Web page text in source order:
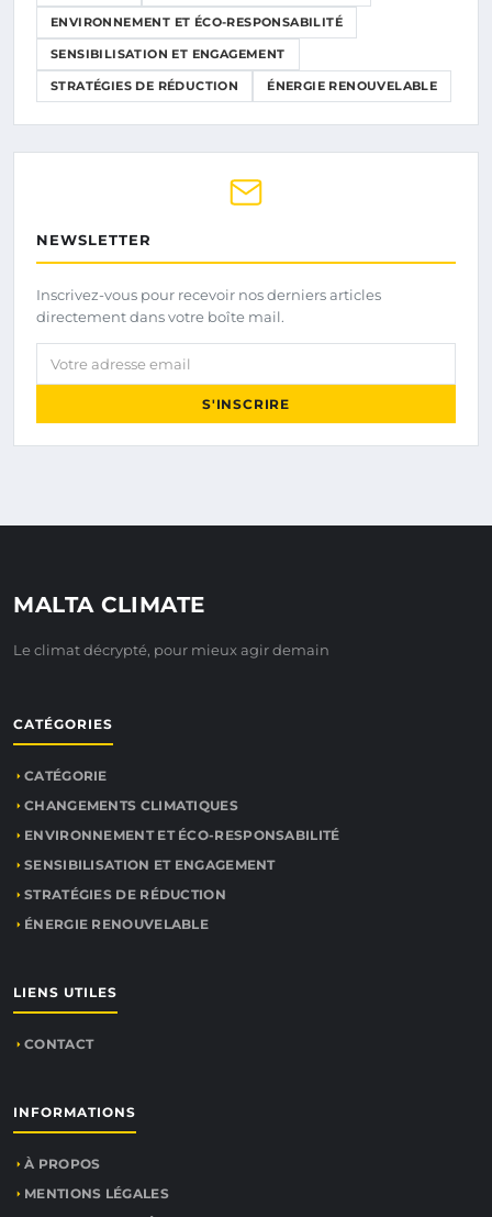
ENVIRONNEMENT ET ÉCO-RESPONSABILITÉ
SENSIBILISATION ET ENGAGEMENT
STRATÉGIES DE RÉDUCTION ÉNERGIE RENOUVELABLE
NEWSLETTER
Inscrivez-vous pour recevoir nos derniers articles
directement dans votre boîte mail.
Votre adresse email
S'INSCRIRE
MALTA CLIMATE
Le climat décrypté, pour mieux agir demain
CATÉGORIES
CATÉGORIE
CHANGEMENTS CLIMATIQUES
ENVIRONNEMENT ET ÉCO-RESPONSABILITÉ
SENSIBILISATION ET ENGAGEMENT
STRATÉGIES DE RÉDUCTION
ÉNERGIE RENOUVELABLE
LIENS UTILES
CONTACT
INFORMATIONS
À PROPOS
MENTIONS LÉGALES